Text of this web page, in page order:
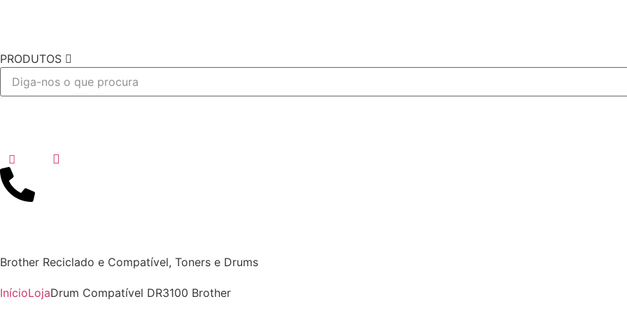
PRODUTOS
Brother Reciclado e Compatível, Toners e Drums
InícioLojaDrum Compatível DR3100 Brother